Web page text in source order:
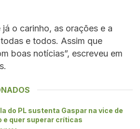
o carinho, as orações e a
e todos. Assim que
boas notícias”, escreveu em
do PL sustenta Gaspar na vice de
e quer superar críticas